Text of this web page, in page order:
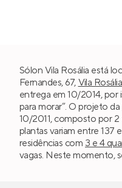
Sólon Vila Rosália está
Fernandes, 67, Vila Rosália
entrega em 10/2014, por
para morar”. O projeto da
10/2011, composto por 2
plantas variam entre 137
residências com 3 e 4
vagas. Neste momento,